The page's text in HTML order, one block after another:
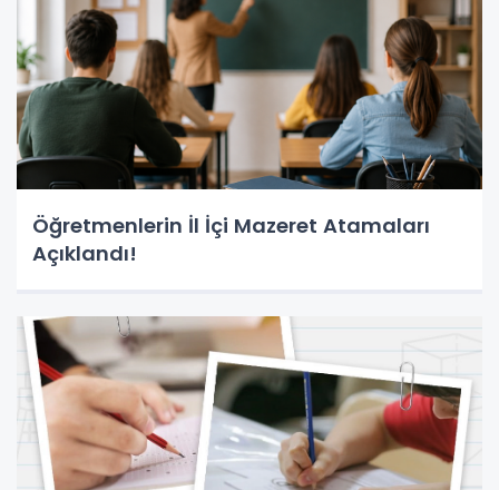
Öğretmenlerin İl İçi Mazeret Atamaları
Açıklandı!